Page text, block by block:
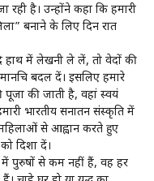
रही है। उन्होंने कहा कि हमारी
बनाने के लिए दिन रात
हाथ में लेखनी ले लें, तो वेदों की
बदल दें। इसलिए हमारे
पूजा की जाती है, वहां स्वयं
भारतीय सनातन संस्कृति में
महिलाओं से आह्वान करते हुए
दिशा दें।
में पुरुषों से कम नहीं हैं, वह हर